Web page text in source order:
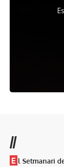
//
E l Setmanari